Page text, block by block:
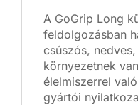
A GoGrip Long
feldolgozásban
csúszós,
környezetnek
élelmiszerrel
gyártói